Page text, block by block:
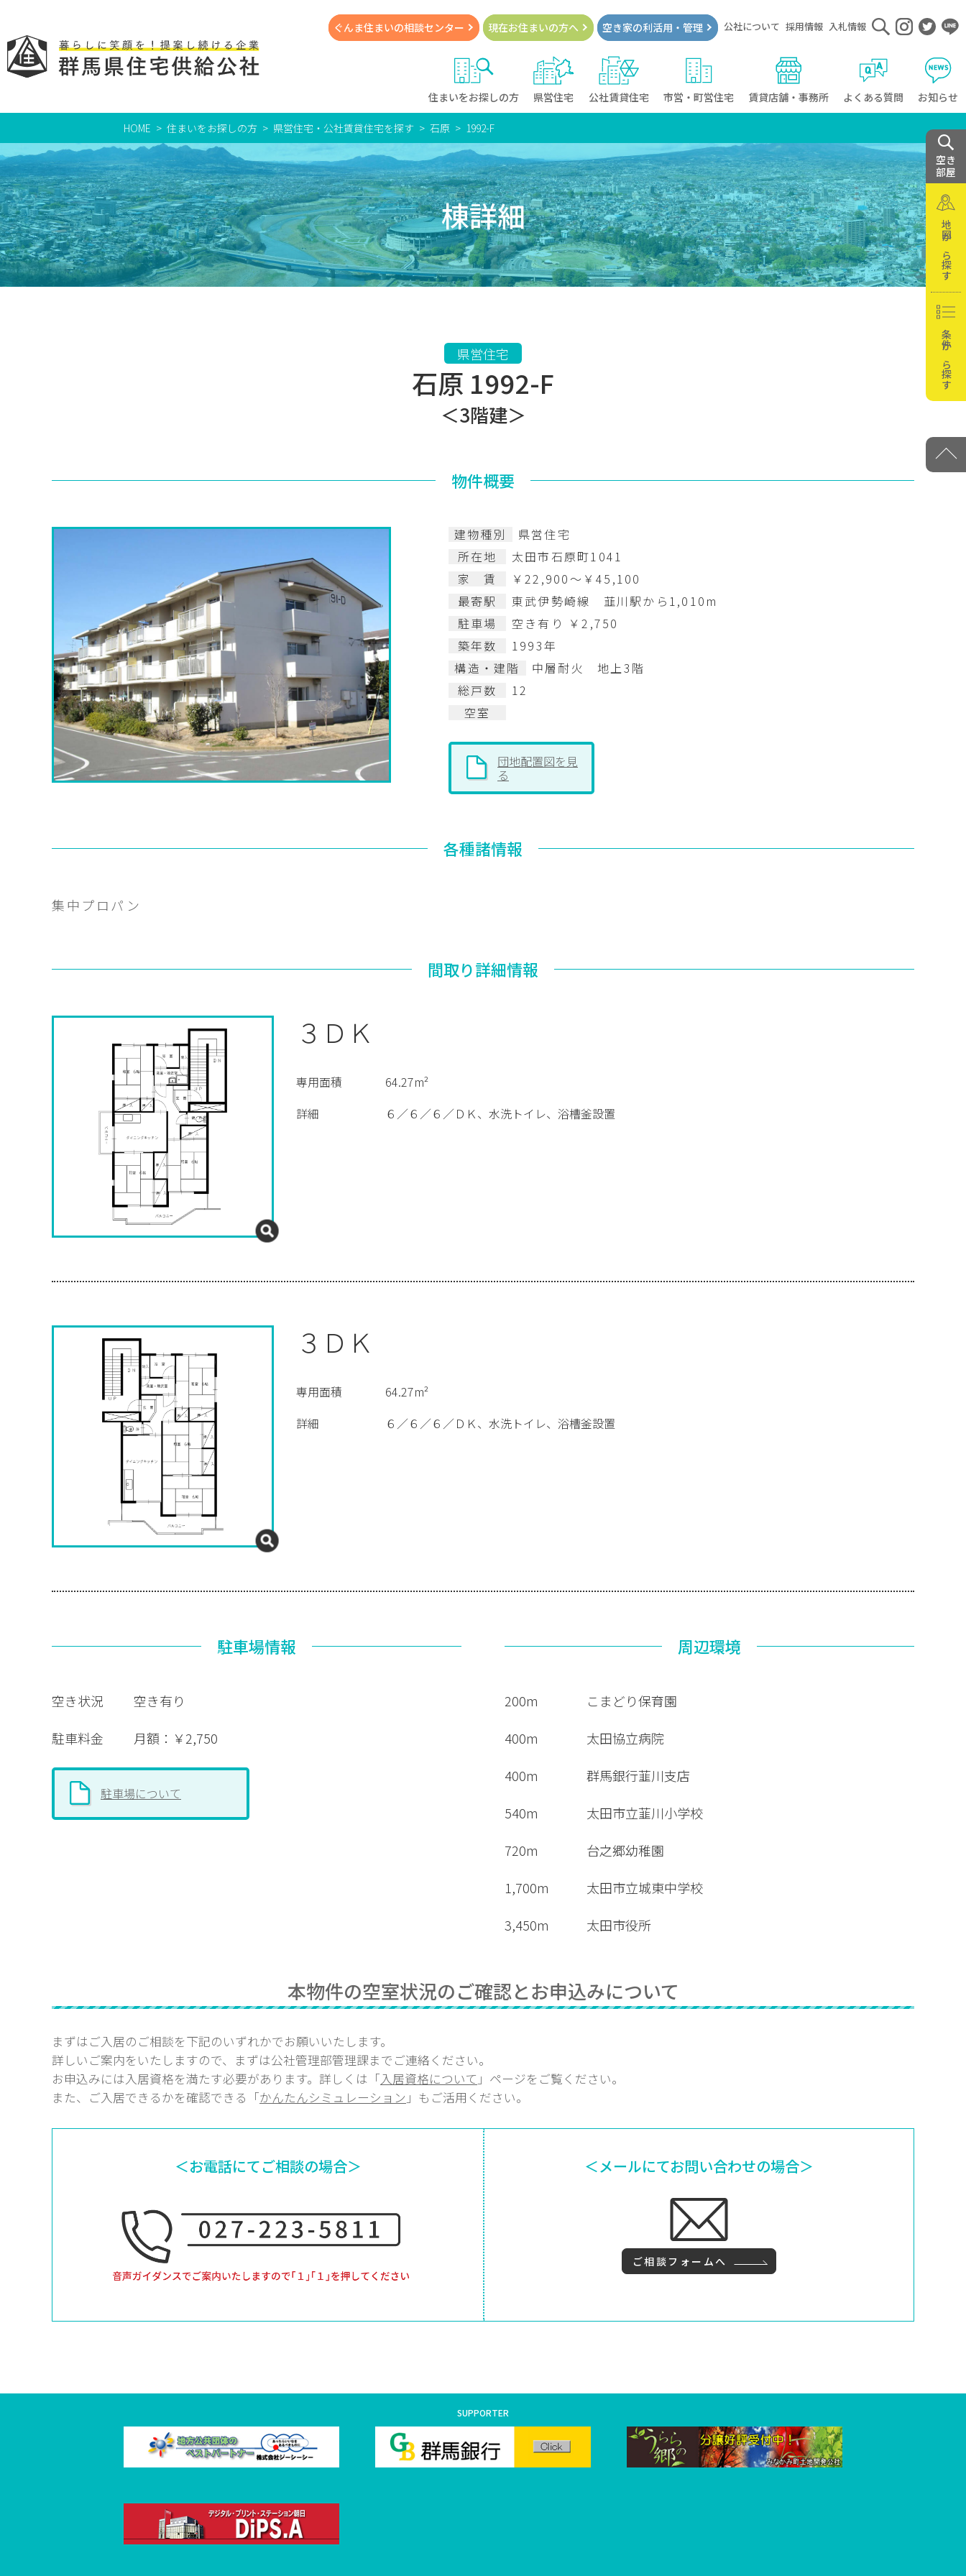
住まいをお探しの方 県営住宅 公社賃貸住宅 市営・町営住宅 賃貸店舗・事務所 よくある質問 お知らせ
ぐんま住まいの相談センター 現在お住まいの方へ 空き家の利活用・管理 公社について 採用情報 入札情報
HOME 住まいをお探しの方 県営住宅・公社賃貸住宅を探す 石原 1992-F
棟詳細
県営住宅
石原 1992-F
＜3階建＞
物件概要
建物種別
県営住宅
所在地
太田市石原町1041
家 賃
￥22,900～￥45,100
最寄駅
東武伊勢崎線 韮川駅から1,010m
駐車場
空き有り ￥2,750
築年数
1993年
構造・建階
中層耐火 地上3階
総戸数
12
空室
団地配置図を見
る
各種諸情報
集中プロパン
間取り詳細情報
３ＤＫ
専用面積
64.27m²
詳細
６／６／６／ＤＫ、水洗トイレ、浴槽釜設置
３ＤＫ
専用面積
64.27m²
詳細
６／６／６／ＤＫ、水洗トイレ、浴槽釜設置
駐車場情報
空き状況
空き有り
駐車料金
月額：￥2,750
駐車場について
周辺環境
200m
こまどり保育園
400m
太田協立病院
400m
群馬銀行韮川支店
540m
太田市立韮川小学校
720m
台之郷幼稚園
1,700m
太田市立城東中学校
3,450m
太田市役所
本物件の空室状況のご確認とお申込みについて
まずはご入居のご相談を下記のいずれかでお願いいたします。
詳しいご案内をいたしますので、まずは公社管理部管理課までご連絡ください。
お申込みには入居資格を満たす必要があります。詳しくは「入居資格について 」ページをご覧ください。
また、ご入居できるかを確認できる「かんたんシミュレーション 」もご活用ください。
＜お電話にてご相談の場合＞ ＜メールにてお問い合わせの場合＞
ご相談フォームへ
空き
部屋
地図から探す
条件から探す
SUPPORTER